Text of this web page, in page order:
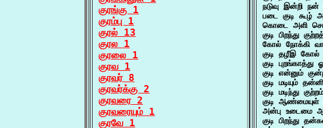
குரங்கு 1
குரம்பு 1
குரல் 13
குரல 1
குரலை 1
குரவ 1
குரவர் 8
குரவர்க்கு 2
குரவரை 2
குரவரையும் 1
குரவே 1
நடுவு இன்றி
படை குடி கூழ்
கொடை அளி
குடி பிறந்து
கோல் நோக்கி
குடி தழீஇ
குடி
குடி என்னும்
குடி மடியும்
குடி மடிந்து
குடி
அன்பு உடைமை
குடி பிறந்து